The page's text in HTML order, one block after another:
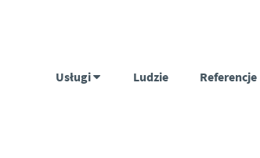
Usługi Ludzie Referencje